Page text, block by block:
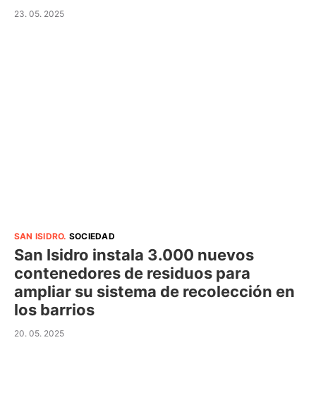
23. 05. 2025
SAN ISIDRO. SOCIEDAD
San Isidro instala 3.000 nuevos
contenedores de residuos para
ampliar su sistema de recolección en
los barrios
20. 05. 2025